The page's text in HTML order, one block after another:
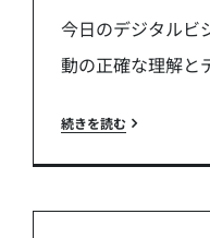
今日のデジタルビ
動の正確な理解と
続きを読む